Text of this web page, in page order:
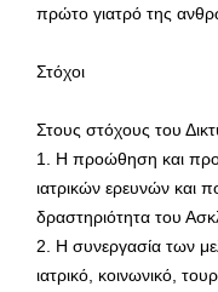
πρώτο γιατρό της
Στόχοι
Στους στόχους του
1. Η προώθηση και
ιατρικών ερευνών και
δραστηριότητα του
2. Η συνεργασία των
ιατρικό, κοινωνικό,